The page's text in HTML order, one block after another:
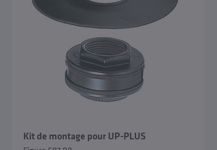
Kit de montage pour UP-PLUS